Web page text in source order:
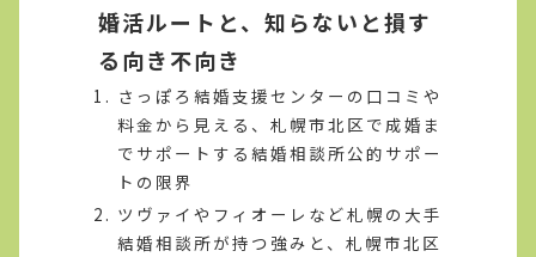
婚活ルートと、知らないと損す
る向き不向き
さっぽろ結婚支援センターの口コミや
料金から見える、札幌市北区で成婚ま
でサポートする結婚相談所公的サポー
トの限界
ツヴァイやフィオーレなど札幌の大手
結婚相談所が持つ強みと、札幌市北区